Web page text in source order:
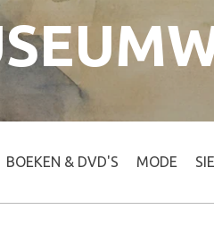
BOEKEN & DVD'S MODE